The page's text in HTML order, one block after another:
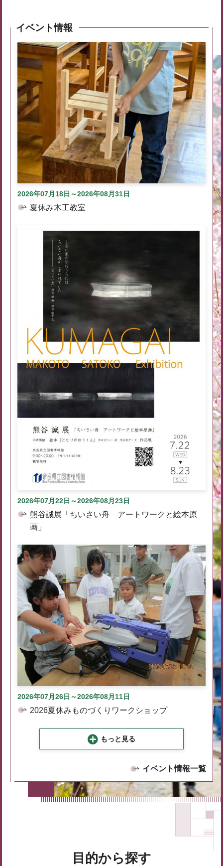
イベント情報
2026年07月18日～2026年08月31日
夏休み木工教室
2026年07月22日～2026年08月23日
熊谷誠展「ちいさい舟 アートワークと絵本原
画」
2026年07月26日～2026年08月11日
2026夏休みものづくりワークショップ
もっと見る
イベント情報一覧
目的から探す